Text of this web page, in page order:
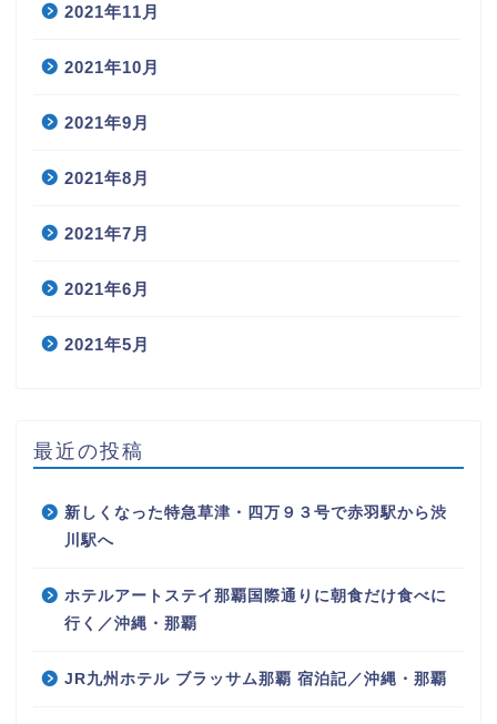
2021年11月
2021年10月
2021年9月
2021年8月
2021年7月
2021年6月
2021年5月
最近の投稿
新しくなった特急草津・四万９３号で赤羽駅から渋
川駅へ
ホテルアートステイ那覇国際通りに朝食だけ食べに
行く／沖縄・那覇
JR九州ホテル ブラッサム那覇 宿泊記／沖縄・那覇